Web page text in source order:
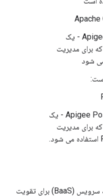
سرویس Apigee Qpid Server - یک
سرویس جاوا از Apigee که برای مدیریت
سرویس Apigee Postgres Server - یک
سرویس جاوا از Apigee که برای مدیریت
API BaaS یک باطن کامل به عنوان یک سرویس (BaaS) برای تقویت